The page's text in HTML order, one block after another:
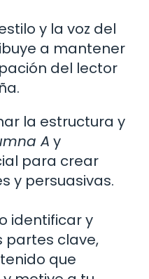
y la voz del
a mantener
del lector
la estructura y
A y
para crear
y persuasivas.
identificar y
partes clave,
que